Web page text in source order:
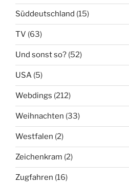
Süddeutschland (15)
TV (63)
Und sonst so? (52)
USA (5)
Webdings (212)
Weihnachten (33)
Westfalen (2)
Zeichenkram (2)
Zugfahren (16)